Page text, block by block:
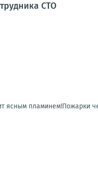
СТО
ясным пламинем!Пожарки